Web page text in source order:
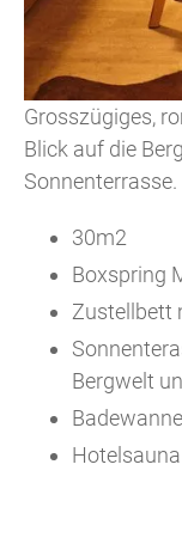
Grosszügiges,
Blick auf die
Sonnenterrasse.
30m2
Boxspring
Zustellbett
Bergwelt
Badewanne